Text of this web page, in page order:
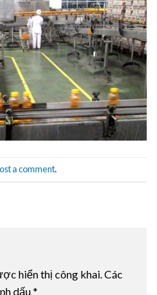
a comment.
hiển thị công khai. Các
dấu*